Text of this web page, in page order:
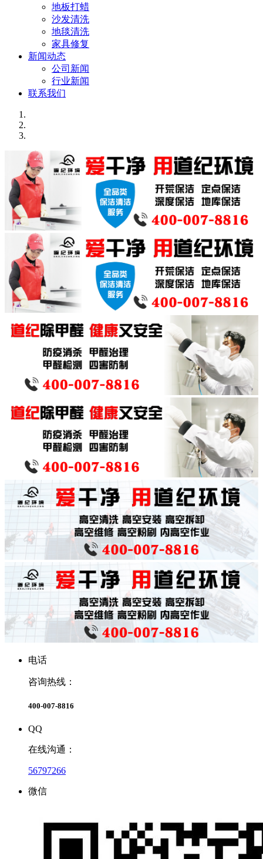
地板打蜡
沙发清洗
地毯清洗
家具修复
新闻动态
公司新闻
行业新闻
联系我们
电话
咨询热线：
400-007-8816
QQ
在线沟通：
56797266
微信